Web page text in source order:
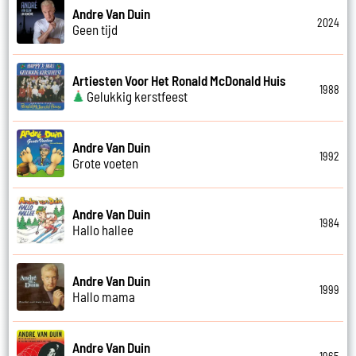
Andre Van Duin
Geen tijd
2024
Artiesten Voor Het Ronald McDonald Huis
Gelukkig kerstfeest
1988
Andre Van Duin
Grote voeten
1992
Andre Van Duin
Hallo hallee
1984
Andre Van Duin
Hallo mama
1999
Andre Van Duin